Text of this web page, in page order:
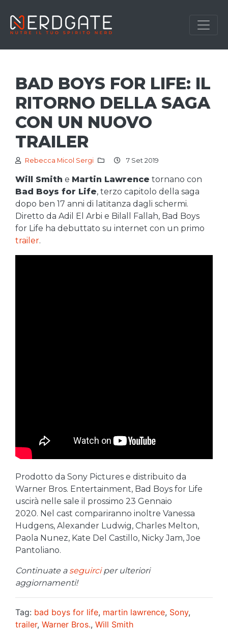
BAD BOYS FOR LIFE: IL
RITORNO DELLA SAGA
CON UN NUOVO
TRAILER
Rebecca Micol Sergi 7 Set 2019
Will Smith e Martin Lawrence tornano con
Bad Boys for Life, terzo capitolo della saga
dopo ben 17 anni di latitanza dagli schermi.
Diretto da Adil El Arbi e Bilall Fallah, Bad Boys
for Life ha debuttato su internet con un primo
trailer.
Prodotto da Sony Pictures e distribuito da
Warner Bros. Entertainment, Bad Boys for Life
uscirà nelle sale il prossimo 23 Gennaio
2020. Nel cast compariranno inoltre Vanessa
Hudgens, Alexander Ludwig, Charles Melton,
Paola Nunez, Kate Del Castillo, Nicky Jam, Joe
Pantoliano.
Continuate a seguirciper ulteriori
aggiornamenti!
Tag: bad boys for life, martin lawrence, Sony,
trailer, Warner Bros., Will Smith